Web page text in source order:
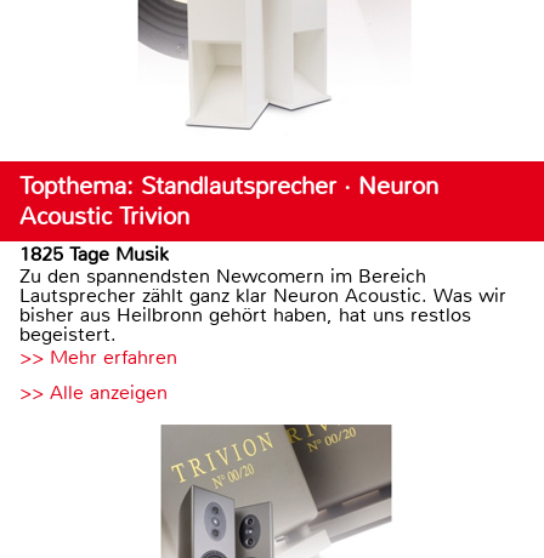
Topthema: Standlautsprecher · Neuron
Acoustic Trivion
1825 Tage Musik
Zu den spannendsten Newcomern im Bereich
Lautsprecher zählt ganz klar Neuron Acoustic. Was wir
bisher aus Heilbronn gehört haben, hat uns restlos
begeistert.
>> Mehr erfahren
>> Alle anzeigen